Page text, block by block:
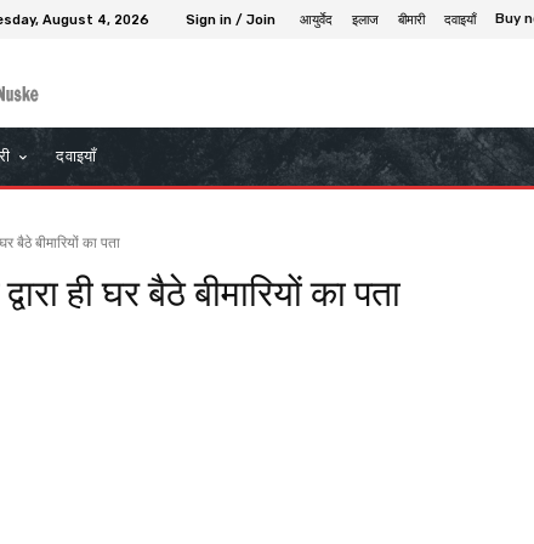
August 4, 2026 Sign in / Join आयुर्वेद इलाज बीमारी दवाइयाँ Buy
दवाइयाँ
बैठे बीमारियों का पता
ही घर बैठे बीमारियों का पता